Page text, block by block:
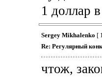
1 доллар
Sergey Mikhalenko [
Re: Регулярный
чтож,